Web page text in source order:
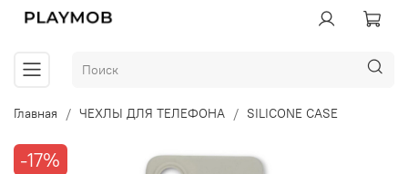
Главная ЧЕХЛЫ ДЛЯ ТЕЛЕФОНА SILICONE CASE
-17%